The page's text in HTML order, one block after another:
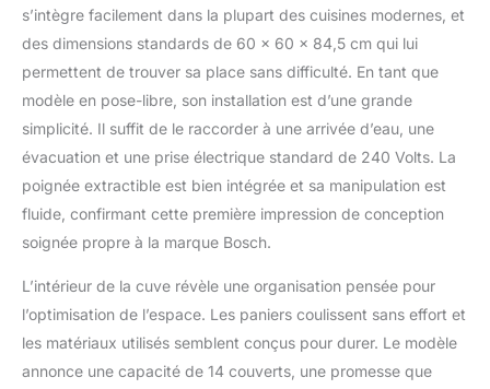
technologie de séchage
Zeolith assure une
vaisselle parfaitement
sèche à chaque cycle.
Combinée avec l'option
Séchage extra, elle
garantit des résultats
impeccables, même pour
les plastiques. L'option
Demi-charge et le
système Rackmatic, avec
ajustable en hauteur
jusqu'à 5 cm, permettent
efficace de votre lave
vaisselle 60 cm pose
s’intègre facilement dans la plupart des cuisines modernes, et
des dimensions standards de 60 x 60 x 84,5 cm qui lui
permettent de trouver sa place sans difficulté. En tant que
modèle en pose-libre, son installation est d’une grande
simplicité. Il suffit de le raccorder à une arrivée d’eau, une
évacuation et une prise électrique standard de 240 Volts. La
poignée extractible est bien intégrée et sa manipulation est
fluide, confirmant cette première impression de conception
soignée propre à la marque Bosch.
L’intérieur de la cuve révèle une organisation pensée pour
l’optimisation de l’espace. Les paniers coulissent sans effort et
les matériaux utilisés semblent conçus pour durer. Le modèle
annonce une capacité de 14 couverts, une promesse que